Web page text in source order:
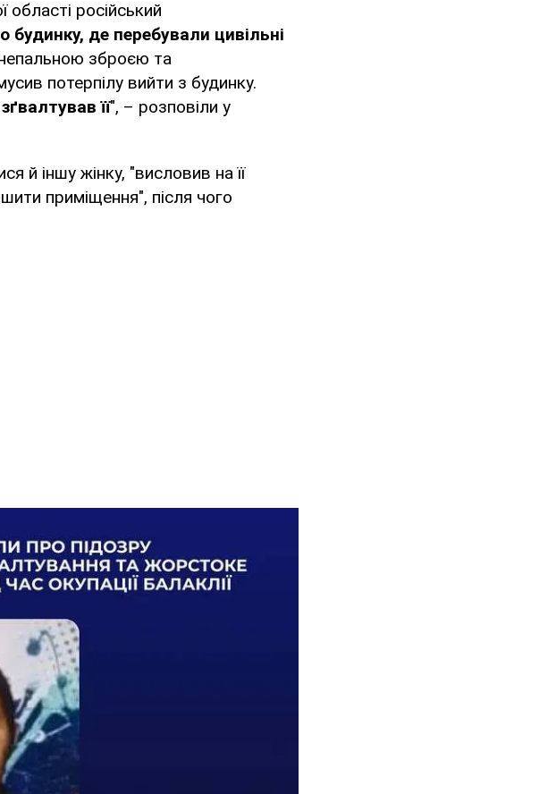
області російський
будинку, де перебували цивільні
зброєю та
потерпілу вийти з будинку.
її", – розповіли у
й іншу жінку, "висловив на її
приміщення", після чого